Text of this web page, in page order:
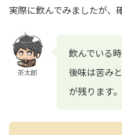
実際に飲んでみましたが、
茶太郎
飲んでいる
後味は苦み
が残ります。